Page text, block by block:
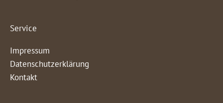
Service
Impressum
Datenschutzerklärung
Kontakt